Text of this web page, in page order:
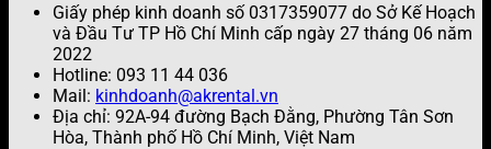
Giấy phép kinh doanh số 0317359077 do Sở Kế Hoạch
và Đầu Tư TP Hồ Chí Minh cấp ngày 27 tháng 06 năm
2022
Hotline: 093 11 44 036
Mail: kinhdoanh@akrental.vn
Địa chỉ: 92A-94 đường Bạch Đằng, Phường Tân Sơn
Hòa, Thành phố Hồ Chí Minh, Việt Nam